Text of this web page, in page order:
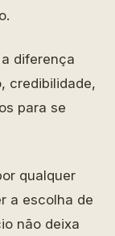
diferença
credibilidade,
para se
qualquer
a escolha de
não deixa